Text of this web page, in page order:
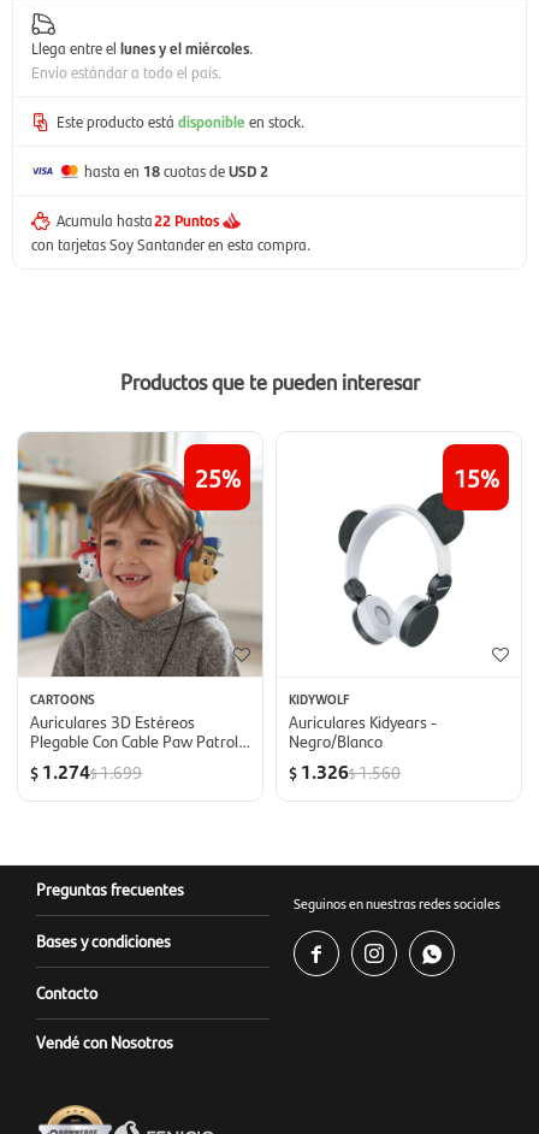
Llega entre el lunes y el miércoles.
Envío estándar a todo el país.
Este producto está disponible en stock.
hasta en 18cuotas deUSD 2
Acumula hasta22 Puntos
con tarjetas Soy Santander en esta compra.
Productos que te pueden interesar
25
CARTOONS
Auriculares 3D Estéreos
Plegable Con Cable Paw Patrol
Lexibook - Paw patrol
$ 1.274$1.699
15
KIDYWOLF
Auriculares Kidyears -
Negro/Blanco
$ 1.326$1.560
Preguntas frecuentes
Bases y condiciones
Contacto
Vendé con Nosotros
Seguinos en nuestras redes sociales
  